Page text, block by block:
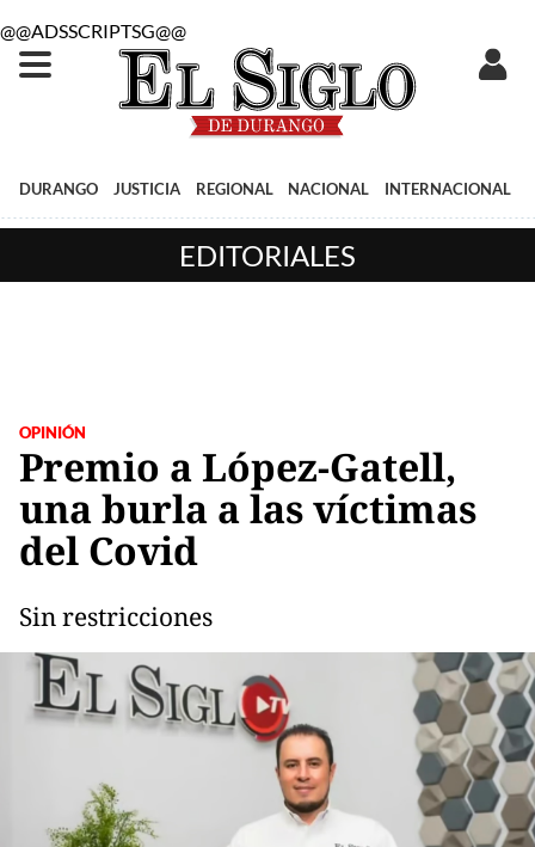
@@ADSSCRIPTSG@@
DURANGO JUSTICIA REGIONAL NACIONAL INTERNACIONAL
EDITORIALES
OPINIÓN
Premio a López-Gatell,
una burla a las víctimas
del Covid
Sin restricciones